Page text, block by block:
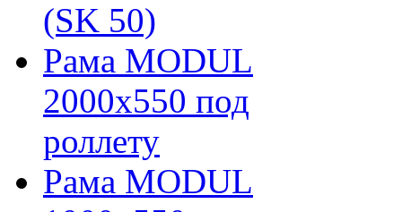
(SK 50)
Рама MODUL
2000х550 под
роллету
Рама MODUL